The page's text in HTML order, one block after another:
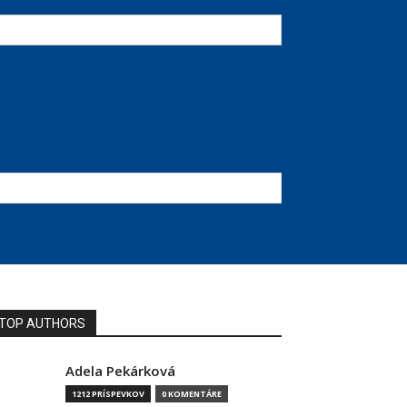
AUTHORS
Adela Pekárková
1212 PRÍSPEVKOV 0 KOMENTÁRE